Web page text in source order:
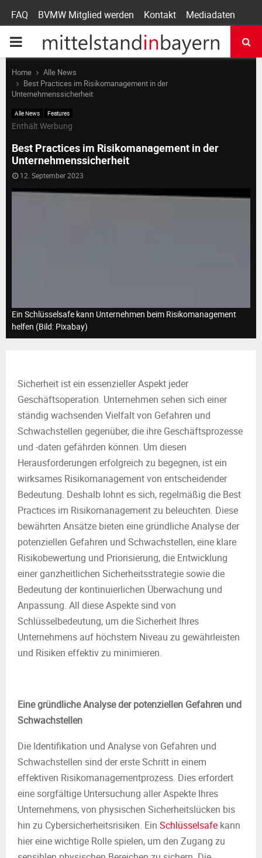
FAQ BVMW Mitglied werden Kontakt Mediadaten
P
R
A
N
Home
Alle News
Best Practices im Risikomanagement in der
Unternehmenssicherheit
Alle News Features
Enthält Werbung
Best Practices im Risikomanagement in der
Unternehmenssicherheit
12. September 2023
Ein Schlüsselsafe kann Unternehmen beim Risikomanagement
helfen (Bild: Pixabay)
Sicherheit ist ein essenzieller Aspekt jeder
Geschäftsoperation. Unternehmen sehen sich einer
ständig wachsenden Vielfalt von Gefahren und
Schwachstellen gegenüber, die ihre Geschäftsprozesse
und -daten gefährden können. Um diesen
Herausforderungen erfolgreich zu begegnen, ist ein
wirksames Risikomanagement von entscheidender
Bedeutung. Deshalb lohnt es sich, regelmäßig die Best
Practices im Risikomanagement zu beleuchten. Diese
bewährten Ansätze bieten eine gründliche Analyse der
potenziellen Gefahren und Schwachstellen, eine klare
Risikobewertung und Priorisierung, die Entwicklung
einer ganzheitlichen Sicherheitsstrategie sowie die
Bedeutung der kontinuierlichen Überwachung und
Anpassung. All diese Aspekte sind von
Schlüsselbedeutung, um die Sicherheit Ihres
Unternehmens auf höchstem Niveau zu gewährleisten
und Risiken effektiv zu minimieren.
Eine gründliche Analyse der potenziellen Gefahren und
Schwachstellen
Die Identifikation und Analyse von Gefahren und
Schwachstellen sind der erste Schritt in einem
effektiven Risikomanagementprozess. Dies erfordert
eine sorgfältige Untersuchung aller Aspekte Ihres
Unternehmens, von physischen Sicherheitslücken bis
hin zu Cybersicherheitsrisiken. Ein Schlüsselsafe kann
hier eine wichtige Rolle spielen, um den Zugang zu